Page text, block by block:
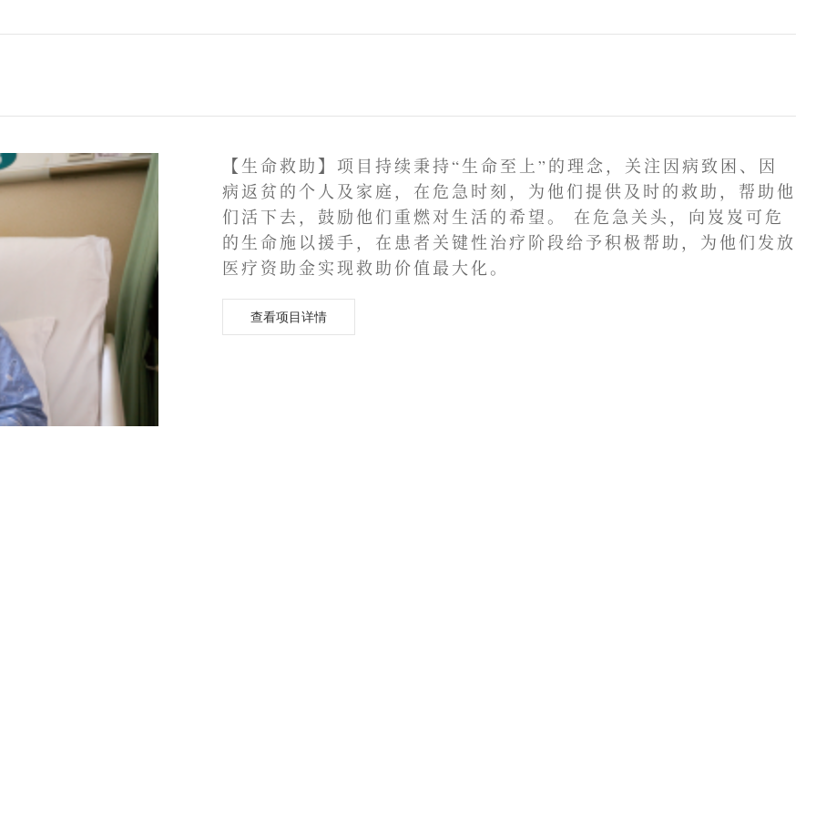
【生命救助】项目持续秉持“生命至上”的理念，关注因病致困、因
病返贫的个人及家庭，在危急时刻，为他们提供及时的救助，帮助他
们活下去，鼓励他们重燃对生活的希望。 在危急关头，向岌岌可危
的生命施以援手，在患者关键性治疗阶段给予积极帮助，为他们发放
医疗资助金实现救助价值最大化。
查看项目详情